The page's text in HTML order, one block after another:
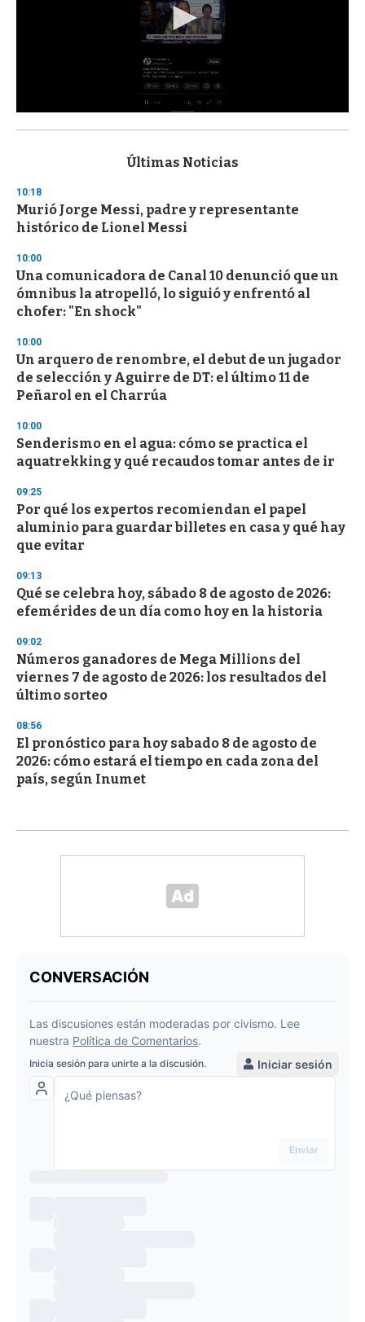
s
d
s
o
f
3
s
e
c
o
d
s
Últimas Noticias
10:18
Murió Jorge Messi, padre y representante
histórico de Lionel Messi
10:00
Una comunicadora de Canal 10 denunció que un
ómnibus la atropelló, lo siguió y enfrentó al
chofer: "En shock"
10:00
Un arquero de renombre, el debut de un jugador
de selección y Aguirre de DT: el último 11 de
Peñarol en el Charrúa
10:00
Senderismo en el agua: cómo se practica el
aquatrekking y qué recaudos tomar antes de ir
09:25
Por qué los expertos recomiendan el papel
aluminio para guardar billetes en casa y qué hay
que evitar
09:13
Qué se celebra hoy, sábado 8 de agosto de 2026:
efemérides de un día como hoy en la historia
09:02
Números ganadores de Mega Millions del
viernes 7 de agosto de 2026: los resultados del
último sorteo
08:56
El pronóstico para hoy sabado 8 de agosto de
2026: cómo estará el tiempo en cada zona del
país, según Inumet